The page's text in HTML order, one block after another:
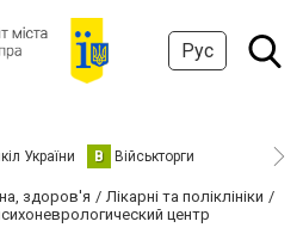
Рус
України В Військторги
здоров'я
Лікарні та поліклініки
центр